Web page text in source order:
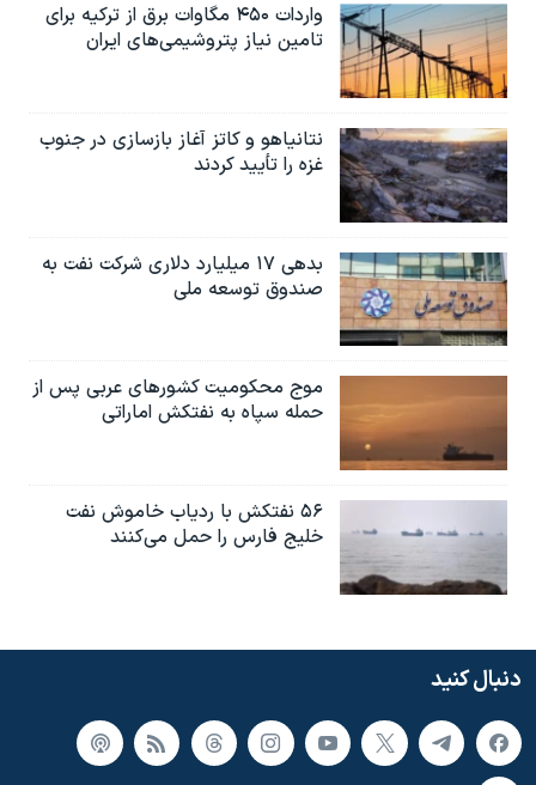
واردات ۴۵۰ مگاوات برق از ترکیه برای
تامین نیاز پتروشیمی‌های ایران
نتانیاهو و کاتز آغاز بازسازی در جنوب
غزه را تأیید کردند
بدهی ۱۷ میلیارد دلاری شرکت نفت به
صندوق توسعه ملی
موج محکومیت کشورهای عربی پس از
حمله سپاه به نفتکش اماراتی
۵۶ نفتکش با ردیاب خاموش نفت
خلیج فارس را حمل می‌کنند
دنبال کنید